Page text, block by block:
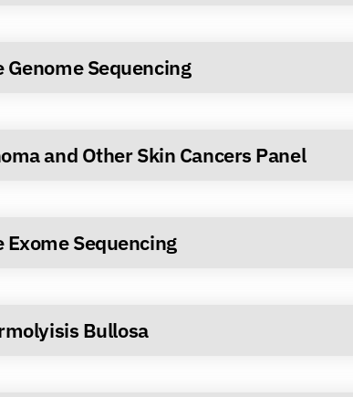
Genome Sequencing
and Other Skin Cancers Panel
Exome Sequencing
Bullosa